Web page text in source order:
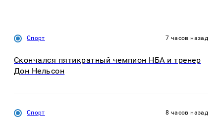
Спорт 7 часов назад
Скончался пятикратный чемпион НБА и тренер
Дон Нельсон
Спорт 8 часов назад